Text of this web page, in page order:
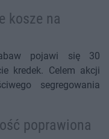
kosze na
pojawi się 30
kredek. Celem akcji
segregowania
poprawiona